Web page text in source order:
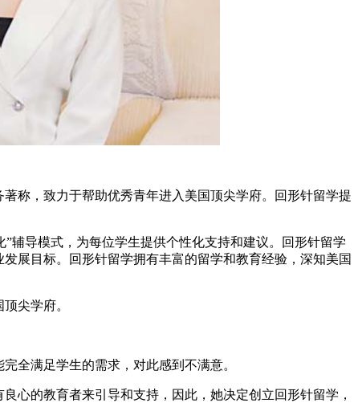
称，致力于帮助优秀青年进入美国顶尖学府。回形针留学提
导模式，为每位学生提供个性化支持和建议。回形针留学
展目标。回形针留学拥有丰富的留学和教育经验，深知美国
尖学府。
全满足学生的需求，对此感到不满意。
的教育者来引导和支持，因此，她决定创立回形针留学，